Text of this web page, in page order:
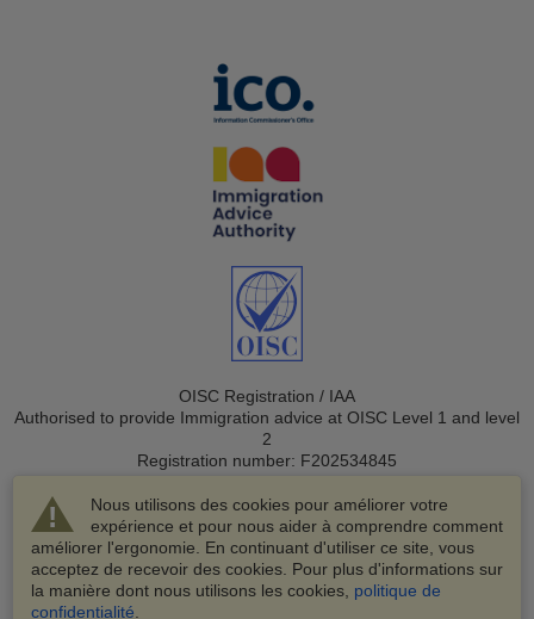
Nous utilisons des cookies pour améliorer votre
expérience et pour nous aider à comprendre comment
améliorer l'ergonomie. En continuant d'utiliser ce site, vous
acceptez de recevoir des cookies. Pour plus d'informations sur
la manière dont nous utilisons les cookies, politique de
confidentialité
OISC Registration / IAA
Authorised to provide Immigration advice at OISC Level 1 and level
2
Registration number: F202534845
© 2003-2026 VisaHQ.com, Inc. Tous droits réservés.